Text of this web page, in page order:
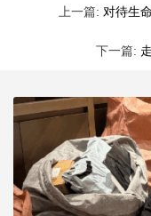
上一篇: 对待生
下一篇: